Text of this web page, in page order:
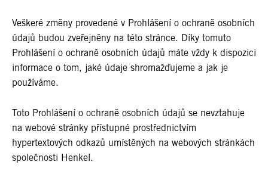
Veškeré změny provedené v Prohlášení o ochraně osobních
údajů budou zveřejněny na této stránce. Díky tomuto
Prohlášení o ochraně osobních údajů máte vždy k dispozici
informace o tom, jaké údaje shromažďujeme a jak je
používáme.
Toto Prohlášení o ochraně osobních údajů se nevztahuje
na webové stránky přístupné prostřednictvím
hypertextových odkazů umístěných na webových stránkách
společnosti Henkel.